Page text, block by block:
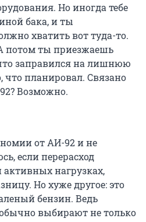
Но иногда тебе
бака, и ты
хватить вот туда-то.
потом ты приезжаешь
заправился на лишнюю
что планировал. Связано
Возможно.
от АИ-92 и не
если перерасход
активных нагрузках,
Но хуже другое: это
бензин. Ведь
выбирают не только